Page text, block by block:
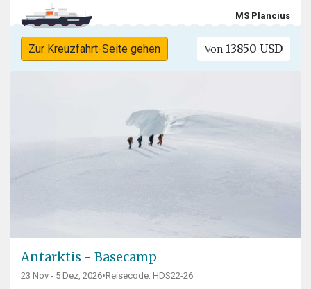
MS Plancius
Zur Kreuzfahrt-Seite gehen Von 13850 USD
Antarktis - Basecamp
23 Nov - 5 Dez, 2026•Reisecode: HDS22-26